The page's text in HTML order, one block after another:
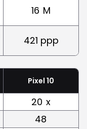
16 M
421 ppp
Pixel 10
20 x
48